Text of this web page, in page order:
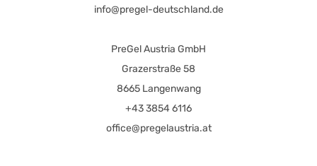
info@pregel-deutschland.de
PreGel Austria GmbH
Grazerstraße 58
8665 Langenwang
+43 3854 6116
office@pregelaustria.at